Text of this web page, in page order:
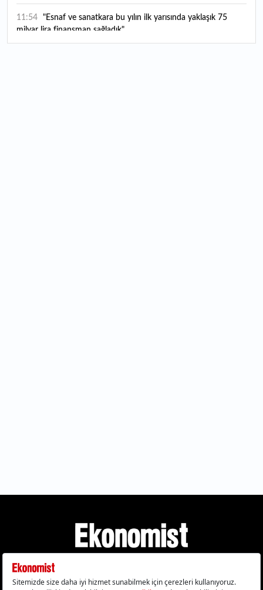
11:54
milyar lira finansman sağladık"
Gizlilik Politikası Çerez Politikası Çerezleri Sıfırla